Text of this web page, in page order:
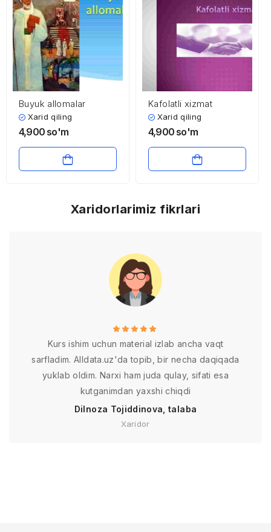
Buyuk allomalar
Xarid qiling
4,900 so'm
Kafolatli xizmat
Xarid qiling
4,900 so'm
Xaridorlarimiz fikrlari
Kurs ishim uchun material izlab ancha vaqt
sarfladim. Alldata.uz'da topib, bir necha daqiqada
yuklab oldim. Narxi ham juda qulay, sifati esa
kutganimdan yaxshi chiqdi
Dilnoza Tojiddinova, talaba
Xaridor